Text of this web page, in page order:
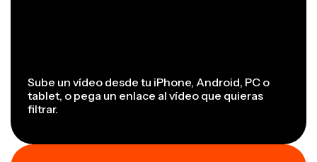
Sube un vídeo desde tu iPhone, Android, PC o
tablet, o pega un enlace al vídeo que quieras
filtrar.